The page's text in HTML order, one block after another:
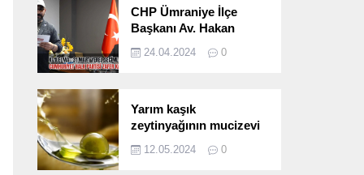
CHP Ümraniye İlçe
Başkanı Av. Hakan
Seçimlerini
24.04.2024 0
Yarım kaşık
zeytinyağının mucizevi
12.05.2024 0